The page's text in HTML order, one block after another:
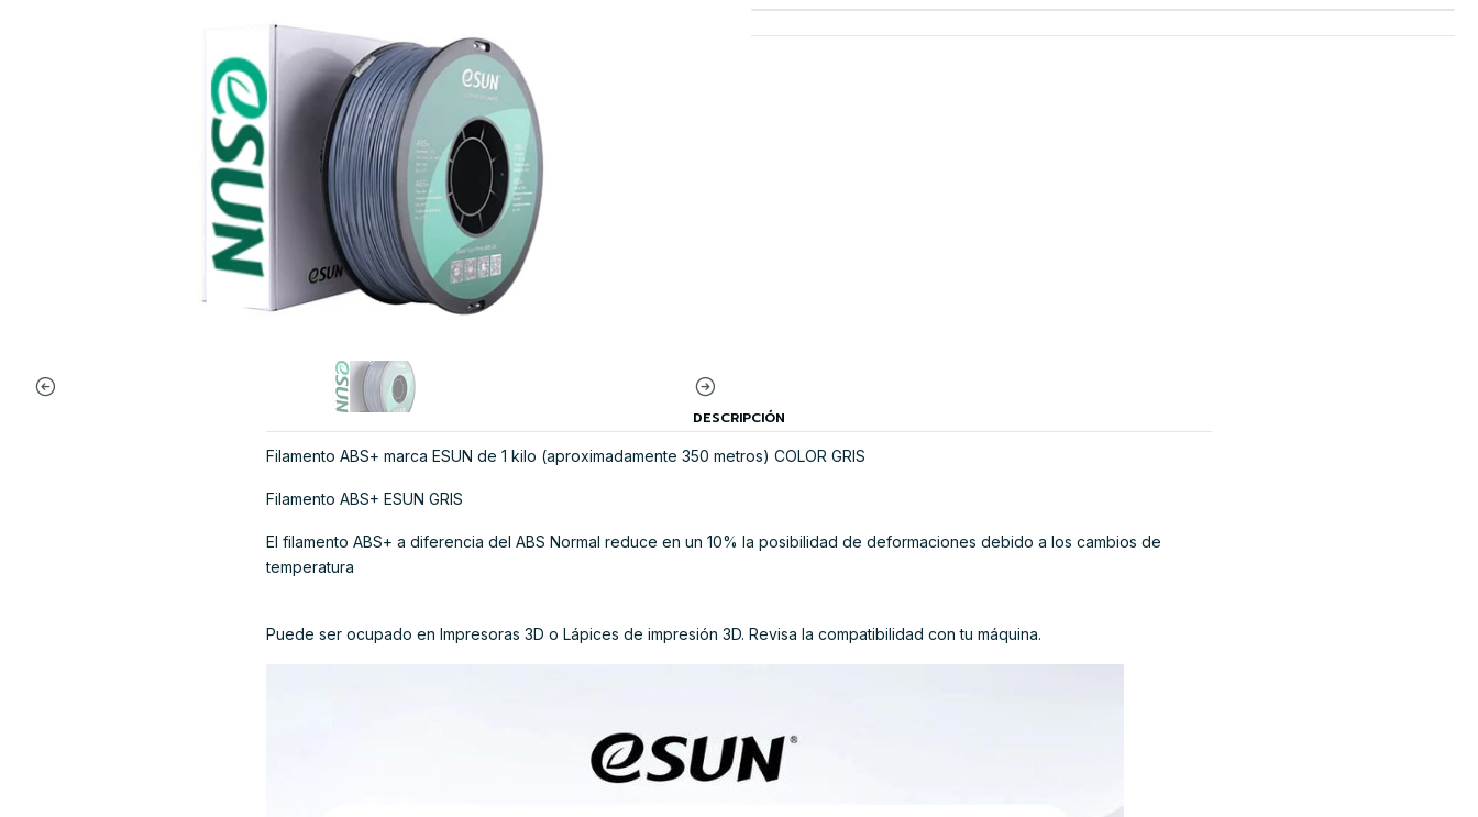
DESCRIPCIÓN
Filamento ABS+ marca ESUN de 1 kilo (aproximadamente 350 metros) COLOR GRIS
Filamento ABS+ ESUN GRIS
El filamento ABS+ a diferencia del ABS Normal reduce en un 10% la posibilidad de deformaciones debido a los cambios de
temperatura
Puede ser ocupado en Impresoras 3D o Lápices de impresión 3D. Revisa la compatibilidad con tu máquina.